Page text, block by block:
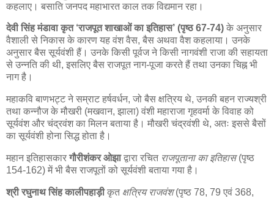
कहलाए। बसाति जनपद महाभारत काल तक विद्यमान रहा।
देवी सिंह मंडावा कृत ‘राजपूत शाखाओं का इतिहास’ (पृष्ठ 67-74) के अनुसार
वैशाली से निकास के कारण यह वंश वैस, बैस अथवा वैश कहलाया। उनके
अनुसार बैस सूर्यवंशी हैं। उनके किसी पूर्वज ने किसी नागवंशी राजा की सहायता
से उन्नति की थी, इसलिए बैस राजपूत नाग-पूजा करते हैं तथा उनका चिह्न भी
नाग है।
महाकवि बाणभट्ट ने सम्राट हर्षवर्धन, जो बैस क्षत्रिय थे, उनकी बहन राज्यश्री
तथा कन्नौज के मौखरी (मखवान, झाला) वंशी महाराजा गृहवर्मा के विवाह को
सूर्यवंश और चंद्रवंश का मिलन बताया है। मौखरी चंद्रवंशी थे, अतः इससे बैसों
का सूर्यवंशी होना सिद्ध होता है।
महान इतिहासकारगौरीशंकर ओझाद्वारा रचित राजपूताना का इतिहास(पृष्ठ
154-162) में भी बैस राजपूतों को सूर्यवंशी बताया गया है।
श्री रघुनाथ सिंह कालीपहाड़ीकृत क्षत्रिय राजवंश(पृष्ठ 78, 79 एवं 368,